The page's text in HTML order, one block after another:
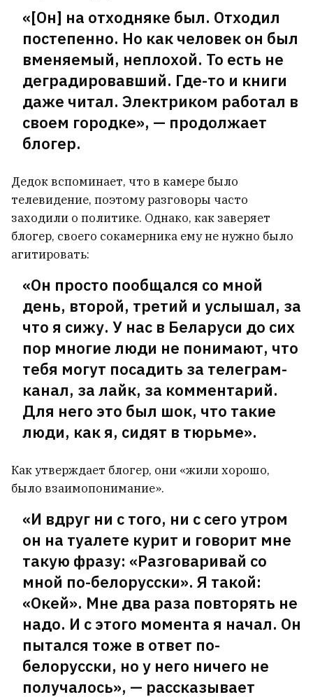
«[Он] на отходняке был. Отходил
постепенно. Но как человек он был
вменяемый, неплохой. То есть не
деградировавший. Где-то и книги
даже читал. Электриком работал в
своем городке», — продолжает
блогер.
Дедок вспоминает, что в камере было
телевидение, поэтому разговоры часто
заходили о политике. Однако, как заверяет
блогер, своего сокамерника ему не нужно было
агитировать:
«Он просто пообщался со мной
день, второй, третий и услышал, за
что я сижу. У нас в Беларуси до сих
пор многие люди не понимают, что
тебя могут посадить за телеграм-
канал, за лайк, за комментарий.
Для него это был шок, что такие
люди, как я, сидят в тюрьме».
Как утверждает блогер, они «жили хорошо,
было взаимопонимание».
«И вдруг ни с того, ни с сего утром
он на туалете курит и говорит мне
такую фразу: «Разговаривай со
мной по-белорусски». Я такой:
«Окей». Мне два раза повторять не
надо. И с этого момента я начал. Он
пытался тоже в ответ по-
белорусски, но у него ничего не
получалось», — рассказывает
В российском суде белорус нецензурно
назвал сотрудника ФСБ «тупым,
неразвитым человеком». А после
доказывал, что это он о себе
Устроила день рождения для дорогой
сейчас живет Анжелика Агурбаш
Статкевич: Все попытки выдавить меня
из Беларуси были тщетны. Я не покину
страну
17
В Беларуси уже +30°С
В центре Минска выставили на
продажу известный бар
«Начинаю понимать людей,
которые живут в туристических
городах и не любят приезжих».
Что туристический бум приносит